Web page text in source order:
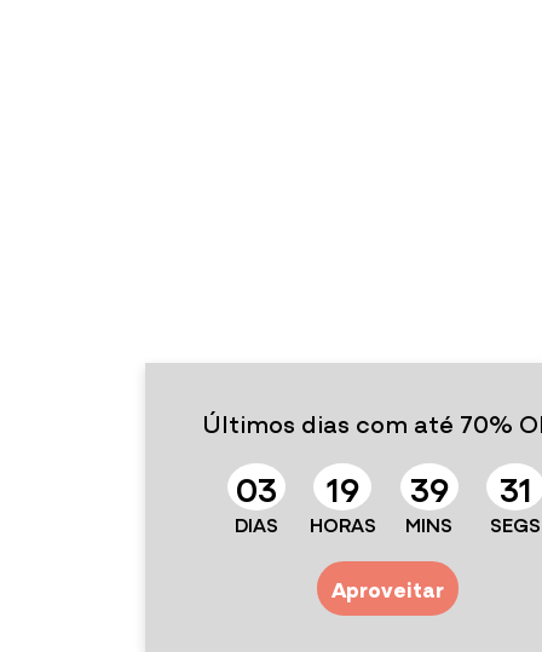
Últimos dias com até 70%
03
DIAS
19
HORAS
39
MINS
29
SEGS
Aproveitar